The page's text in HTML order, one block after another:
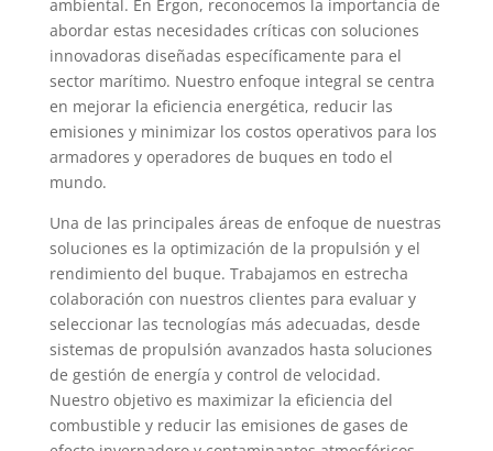
ambiental. En Ergon, reconocemos la importancia de
abordar estas necesidades críticas con soluciones
innovadoras diseñadas específicamente para el
sector marítimo. Nuestro enfoque integral se centra
en mejorar la eficiencia energética, reducir las
emisiones y minimizar los costos operativos para los
armadores y operadores de buques en todo el
mundo.
Una de las principales áreas de enfoque de nuestras
soluciones es la optimización de la propulsión y el
rendimiento del buque. Trabajamos en estrecha
colaboración con nuestros clientes para evaluar y
seleccionar las tecnologías más adecuadas, desde
sistemas de propulsión avanzados hasta soluciones
de gestión de energía y control de velocidad.
Nuestro objetivo es maximizar la eficiencia del
combustible y reducir las emisiones de gases de